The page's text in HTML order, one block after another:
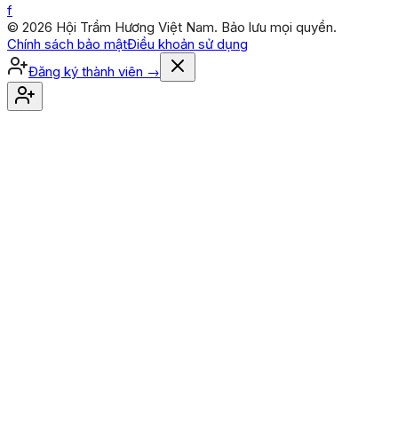
f
© 2026 Hội Trầm Hương Việt Nam. Bảo lưu mọi quyền.
Chính sách bảo mậtĐiều khoản sử dụng
Đăng ký thành viên →